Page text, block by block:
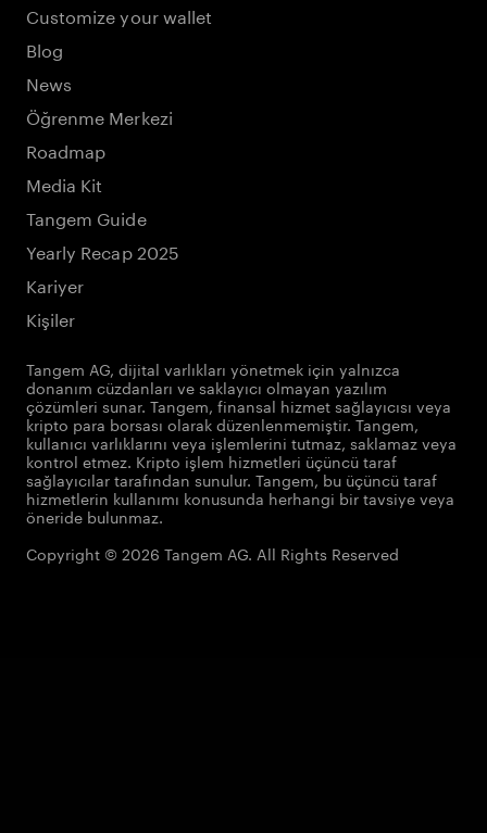
Customize your wallet
Blog
News
Öğrenme Merkezi
Roadmap
Media Kit
Tangem Guide
Yearly Recap 2025
Kariyer
Kişiler
Tangem AG, dijital varlıkları yönetmek için yalnızca
donanım cüzdanları ve saklayıcı olmayan yazılım
çözümleri sunar. Tangem, finansal hizmet sağlayıcısı veya
kripto para borsası olarak düzenlenmemiştir. Tangem,
kullanıcı varlıklarını veya işlemlerini tutmaz, saklamaz veya
kontrol etmez. Kripto işlem hizmetleri üçüncü taraf
sağlayıcılar tarafından sunulur. Tangem, bu üçüncü taraf
hizmetlerin kullanımı konusunda herhangi bir tavsiye veya
öneride bulunmaz.